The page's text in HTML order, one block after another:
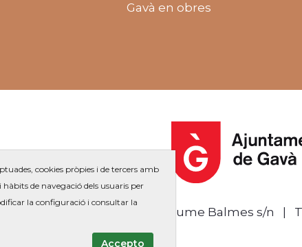
Gavà en obres
Plaça de Jaume Balmes s/n |
cookies pròpies i de tercers amb
de navegació dels usuaris per
la configuració i consultar la
Accepto